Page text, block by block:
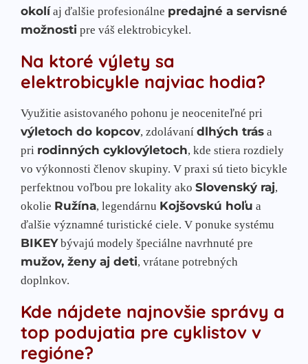
okolíaj ďalšie profesionálne predajné a servisné
možnosti pre váš elektrobicykel.
Na ktoré výlety sa
elektrobicykle najviac hodia?
Využitie asistovaného pohonu je neoceniteľné pri
výletoch do kopcov, zdolávaní dlhých trás a
pri rodinných cyklovýletoch, kde stiera rozdiely
vo výkonnosti členov skupiny. V praxi sú tieto bicykle
perfektnou voľbou pre lokality ako Slovenský raj,
okolie Ružína, legendárnu Kojšovskú hoľu a
ďalšie významné turistické ciele. V ponuke systému
BIKEYbývajú modely špeciálne navrhnuté pre
mužov, ženy aj deti, vrátane potrebných
doplnkov.
Kde nájdete najnovšie správy a
top podujatia pre cyklistov v
regióne?